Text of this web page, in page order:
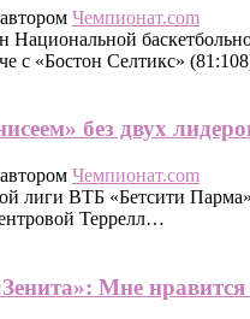
автором Чемпионат.com
Национальной
с «Бостон Селтикс»
без двух
автором Чемпионат.com
лиги ВТБ «Бетсити
Террелл…
Мне нравится